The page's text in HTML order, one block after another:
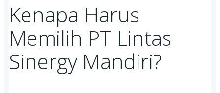
Kenapa Harus
Memilih PT Lintas
Sinergy Mandiri?